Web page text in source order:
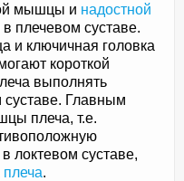
мышцы и надостной
плечевом суставе.
и ключичная головка
короткой
выполнять
суставе. Главным
плеча, т.е.
локтевом суставе,
.